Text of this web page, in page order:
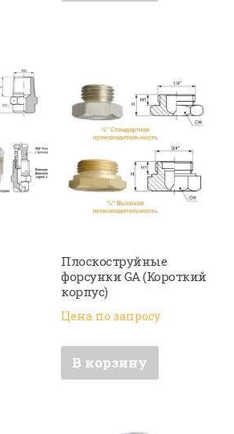
Плоскоструйные
форсунки GA (Короткий
корпус)
Цена по запросу
В корзину